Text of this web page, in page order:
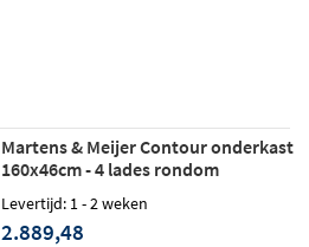
Martens & Meijer Contour onderkast
160x46cm - 4 lades rondom
Levertijd: 1 - 2 weken
2.889,48